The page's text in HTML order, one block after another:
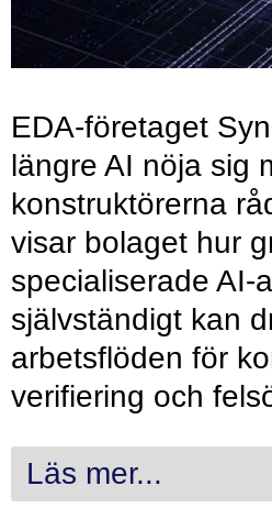
EDA-företaget
längre AI nöja sig
konstruktörerna
visar bolaget hur
specialiserade AI-
självständigt kan
arbetsflöden för
verifiering och
Läs mer...